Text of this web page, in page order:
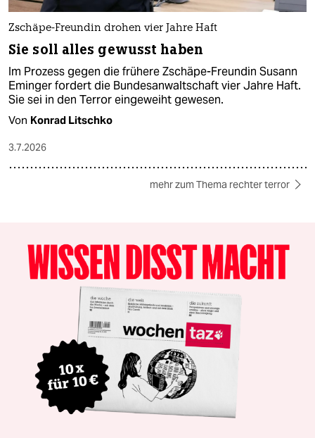
Zschäpe-Freundin drohen vier Jahre Haft
Sie soll alles gewusst haben
Im Prozess gegen die frühere Zschäpe-Freundin Susann
Eminger fordert die Bundesanwaltschaft vier Jahre Haft.
Sie sei in den Terror eingeweiht gewesen.
Von Konrad Litschko
3.7.2026
mehr zum Thema rechter terror